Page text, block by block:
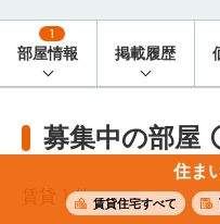
住ま
賃貸住宅すべて
部屋情報
1
掲載履歴
募集中の部屋
1 件